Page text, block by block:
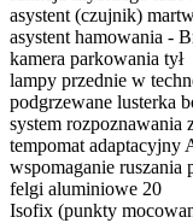
asystent (czujnik)
asystent hamowania -
kamera parkowania tył
lampy przednie w
podgrzewane lusterka
system rozpoznawania
tempomat adaptacyjny
wspomaganie
felgi aluminiowe 20
Isofix (punkty